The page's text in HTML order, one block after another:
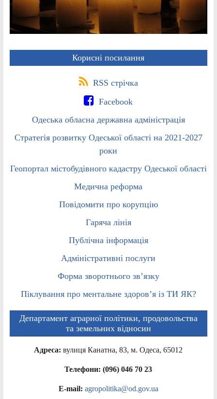
Корисні посилання
RSS стрічка
Facebook
Одеська обласна державна адміністрація
Стратегія розвитку Одеської області на 2021-2027
роки
Геопортал містобудівного кадастру Одеської області
Медична реформа
Повідомити про корупцію
Гаряча лінія
Публічна інформація
Адміністративні послуги
Форма зворотнього зв’язку
Піклування про ментальне здоров’я із ТИ ЯК?
Департамент аграрної політики, продовольства
та земельних відносин
Адреса: вулиця Канатна, 83, м. Одеса, 65012
Телефони: (096) 046 70 23
E-mail: agropolitika@od.gov.ua